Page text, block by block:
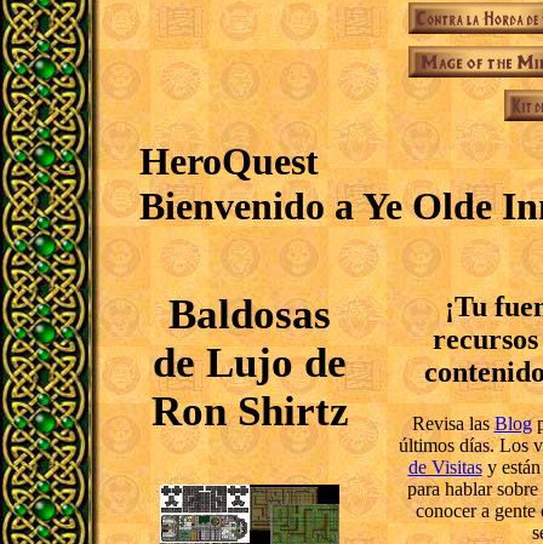
HeroQuest
Bienvenido a Ye Olde
Baldosas
de Lujo de
Ron Shirtz
¡Tu
Revisa lasBlog
últimos días. Los
de Visitasy están
para hablar
conocer a gente